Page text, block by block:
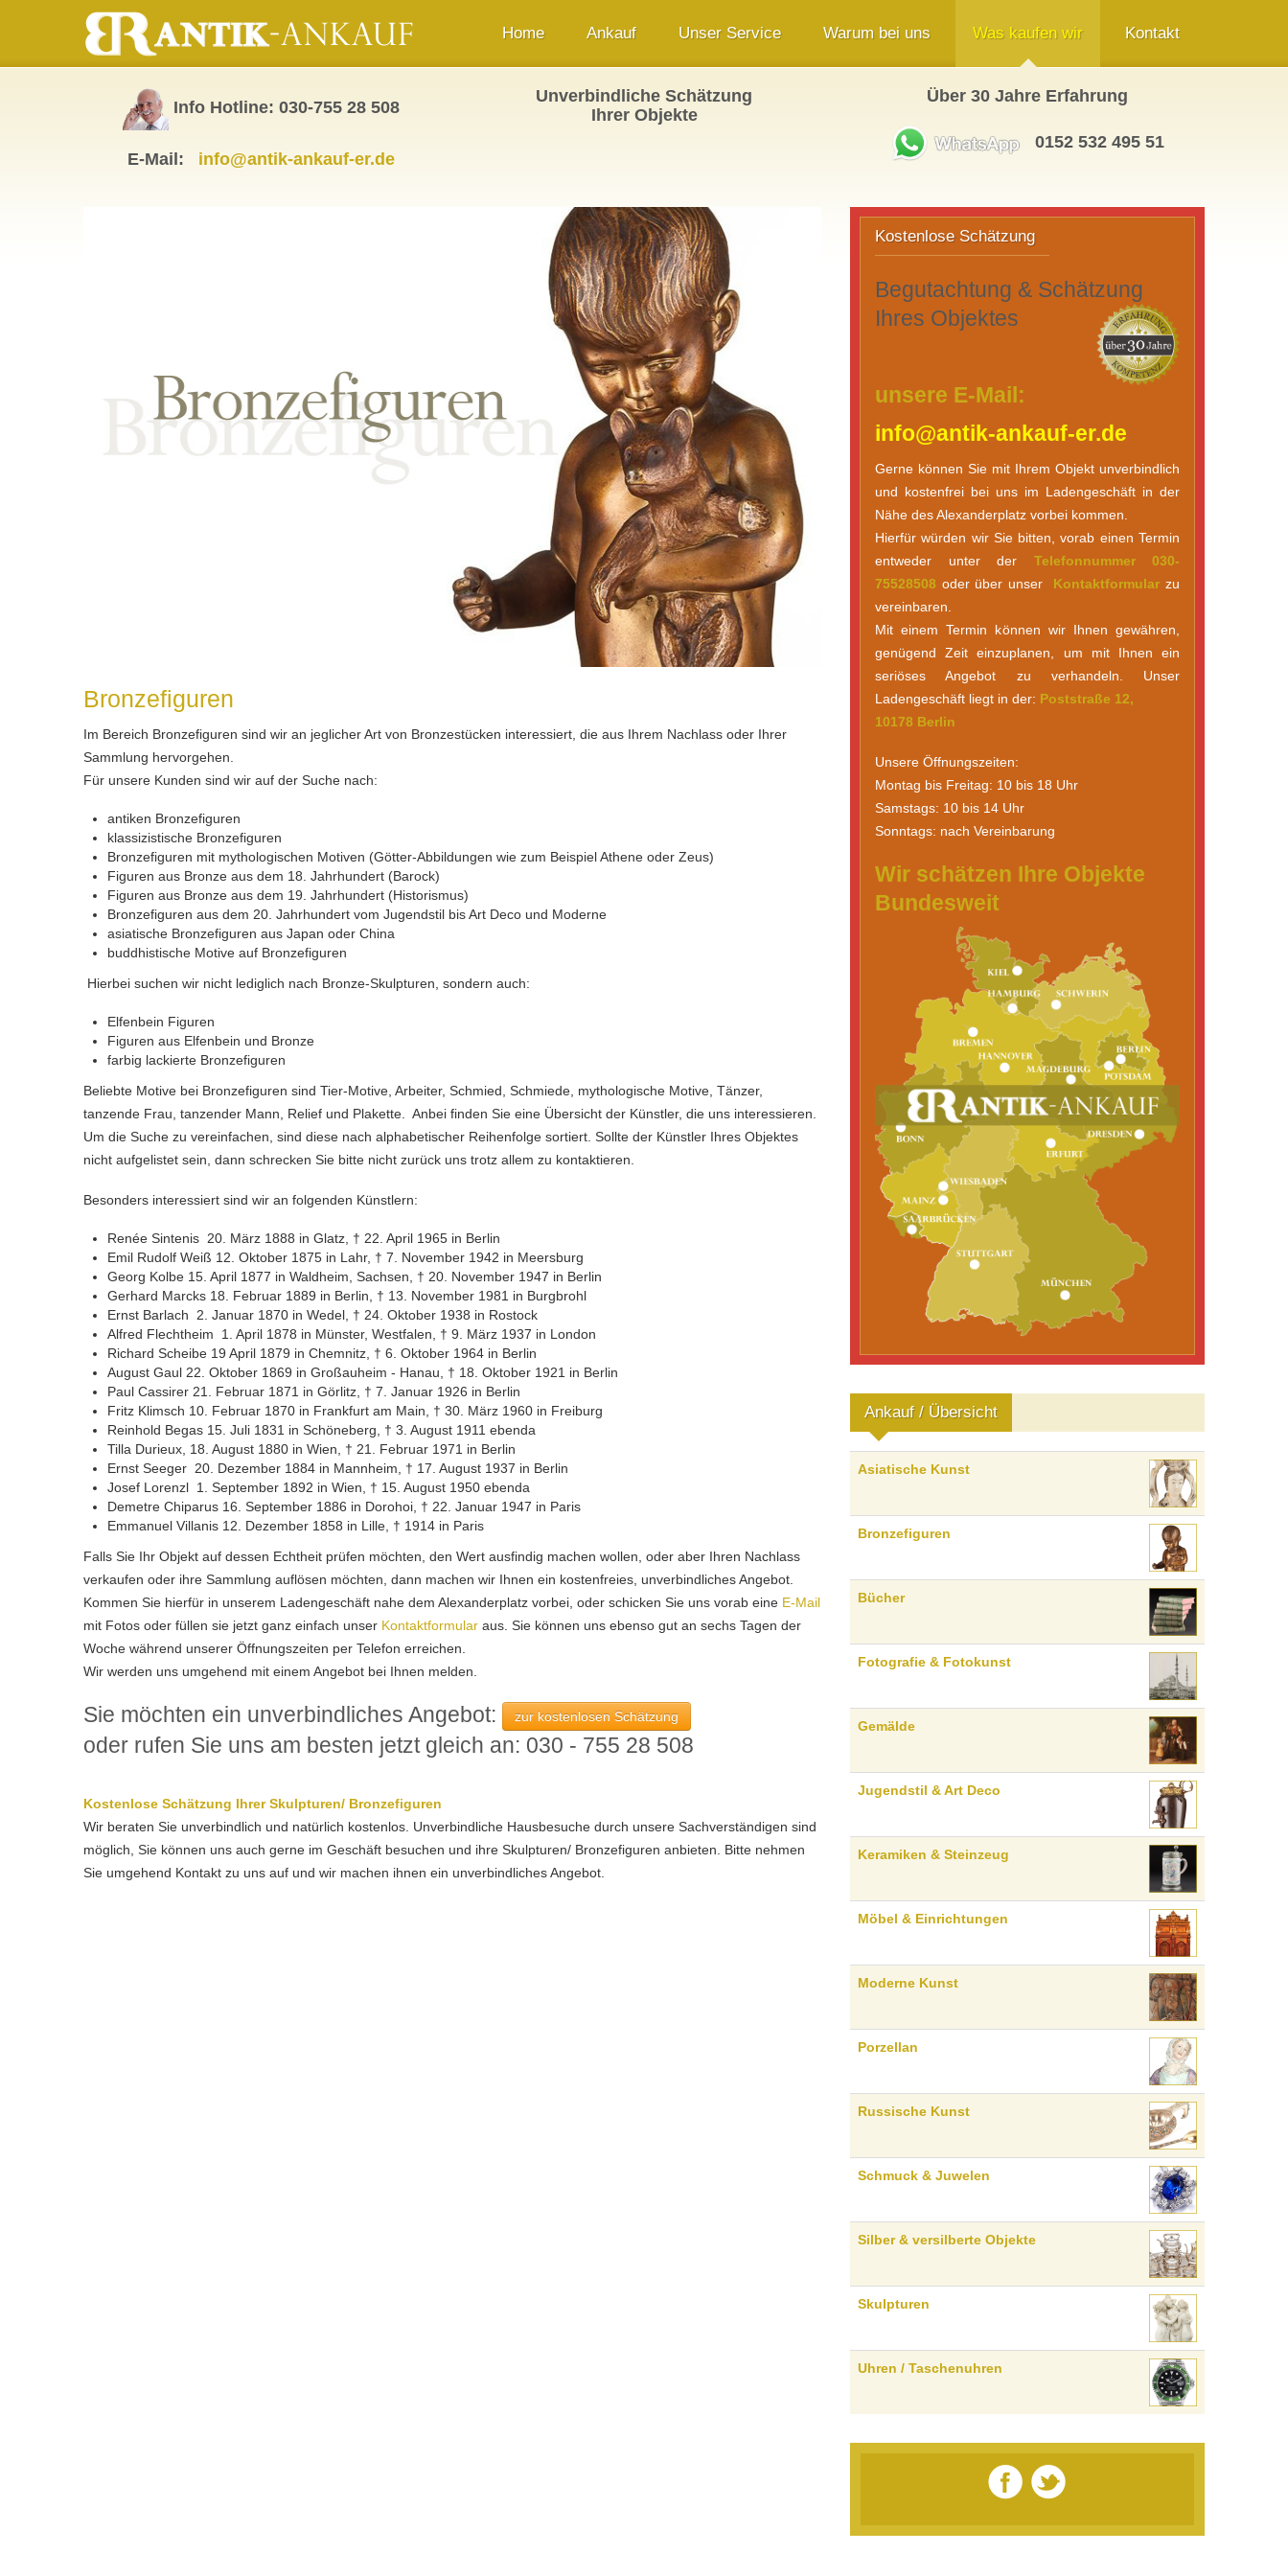
Home Ankauf
Bilder Upload
Unser Service Warum bei uns Was kaufen wir
Asiatische Kunst
Bronzefiguren
Jugendstil-Ankauf
Bücher
Jugendstil & Art Deco
Keramik & Steinzeug
Russische Kunst
Silber / Versilberte Objekte
Uhren / Taschenuhren
Kontakt
Anfahrt Berlin Mitte
Impressum / Datenschutzerklärung
Info Hotline: 030-755 28 508
E-Mail: info@antik-ankauf-er.de
Unverbindliche Schätzung
Ihrer Objekte
Über 30 Jahre Erfahrung
0152 532 495 51
Bronzefiguren
Im Bereich Bronzefiguren sind wir an jeglicher Art von Bronzestücken interessiert, die aus Ihrem Nachlass oder Ihrer
Sammlung hervorgehen.
Für unsere Kunden sind wir auf der Suche nach:
antiken Bronzefiguren
klassizistische Bronzefiguren
Bronzefiguren mit mythologischen Motiven (Götter-Abbildungen wie zum Beispiel Athene oder Zeus)
Figuren aus Bronze aus dem 18. Jahrhundert (Barock)
Figuren aus Bronze aus dem 19. Jahrhundert (Historismus)
Bronzefiguren aus dem 20. Jahrhundert vom Jugendstil bis Art Deco und Moderne
asiatische Bronzefiguren aus Japan oder China
buddhistische Motive auf Bronzefiguren
Hierbei suchen wir nicht lediglich nach Bronze-Skulpturen, sondern auch:
Elfenbein Figuren
Figuren aus Elfenbein und Bronze
farbig lackierte Bronzefiguren
Beliebte Motive bei Bronzefiguren sind Tier-Motive, Arbeiter, Schmied, Schmiede, mythologische Motive, Tänzer,
tanzende Frau, tanzender Mann, Relief und Plakette. Anbei finden Sie eine Übersicht der Künstler, die uns interessieren.
Um die Suche zu vereinfachen, sind diese nach alphabetischer Reihenfolge sortiert. Sollte der Künstler Ihres Objektes
nicht aufgelistet sein, dann schrecken Sie bitte nicht zurück uns trotz allem zu kontaktieren.
Besonders interessiert sind wir an folgenden Künstlern:
Renée Sintenis 20. März 1888 in Glatz, † 22. April 1965 in Berlin
Emil Rudolf Weiß 12. Oktober 1875 in Lahr, † 7. November 1942 in Meersburg
Georg Kolbe 15. April 1877 in Waldheim, Sachsen, † 20. November 1947 in Berlin
Gerhard Marcks 18. Februar 1889 in Berlin, † 13. November 1981 in Burgbrohl
Ernst Barlach 2. Januar 1870 in Wedel, † 24. Oktober 1938 in Rostock
Alfred Flechtheim 1. April 1878 in Münster, Westfalen, † 9. März 1937 in London
Richard Scheibe 19 April 1879 in Chemnitz, † 6. Oktober 1964 in Berlin
August Gaul 22. Oktober 1869 in Großauheim - Hanau, † 18. Oktober 1921 in Berlin
Paul Cassirer 21. Februar 1871 in Görlitz, † 7. Januar 1926 in Berlin
Fritz Klimsch 10. Februar 1870 in Frankfurt am Main, † 30. März 1960 in Freiburg
Reinhold Begas 15. Juli 1831 in Schöneberg, † 3. August 1911 ebenda
Tilla Durieux, 18. August 1880 in Wien, † 21. Februar 1971 in Berlin
Ernst Seeger 20. Dezember 1884 in Mannheim, † 17. August 1937 in Berlin
Josef Lorenzl 1. September 1892 in Wien, † 15. August 1950 ebenda
Demetre Chiparus 16. September 1886 in Dorohoi, † 22. Januar 1947 in Paris
Emmanuel Villanis 12. Dezember 1858 in Lille, † 1914 in Paris
Falls Sie Ihr Objekt auf dessen Echtheit prüfen möchten, den Wert ausfindig machen wollen, oder aber Ihren Nachlass
verkaufen oder ihre Sammlung auflösen möchten, dann machen wir Ihnen ein kostenfreies, unverbindliches Angebot.
Kommen Sie hierfür in unserem Ladengeschäft nahe dem Alexanderplatz vorbei, oder schicken Sie uns vorab eine E-Mail
mit Fotos oder füllen sie jetzt ganz einfach unser Kontaktformular aus. Sie können uns ebenso gut an sechs Tagen der
Woche während unserer Öffnungszeiten per Telefon erreichen.
Wir werden uns umgehend mit einem Angebot bei Ihnen melden.
Sie möchten ein unverbindliches Angebot: zur kostenlosen Schätzung
oder rufen Sie uns am besten jetzt gleich an: 030 - 755 28 508
Kostenlose Schätzung Ihrer Skulpturen/ Bronzefiguren
Wir beraten Sie unverbindlich und natürlich kostenlos. Unverbindliche Hausbesuche durch unsere Sachverständigen sind
möglich, Sie können uns auch gerne im Geschäft besuchen und ihre Skulpturen/ Bronzefiguren anbieten. Bitte nehmen
Sie umgehend Kontakt zu uns auf und wir machen ihnen ein unverbindliches Angebot.
Kostenlose Schätzung
Begutachtung & Schätzung
Ihres Objektes
unsere E-Mail:
info@antik-ankauf-er.de
Gerne können Sie mit Ihrem Objekt unverbindlich
und kostenfrei bei uns im Ladengeschäft in der
Nähe des Alexanderplatz vorbei kommen.
Hierfür würden wir Sie bitten, vorab einen Termin
entweder unter der Telefonnummer 030-
75528508 oder über unser Kontaktformular zu
vereinbaren.
Mit einem Termin können wir Ihnen gewähren,
genügend Zeit einzuplanen, um mit Ihnen ein
seriöses Angebot zu verhandeln. Unser
Ladengeschäft liegt in der: Poststraße 12,
10178 Berlin
Unsere Öffnungszeiten:
Montag bis Freitag: 10 bis 18 Uhr
Samstags: 10 bis 14 Uhr
Sonntags: nach Vereinbarung
Wir schätzen Ihre Objekte
Bundesweit
Ankauf / Übersicht
Asiatische Kunst
Bronzefiguren
Bücher
Fotografie & Fotokunst
Gemälde
Jugendstil & Art Deco
Keramiken & Steinzeug
Möbel & Einrichtungen
Moderne Kunst
Porzellan
Russische Kunst
Schmuck & Juwelen
Silber & versilberte Objekte
Skulpturen
Uhren / Taschenuhren